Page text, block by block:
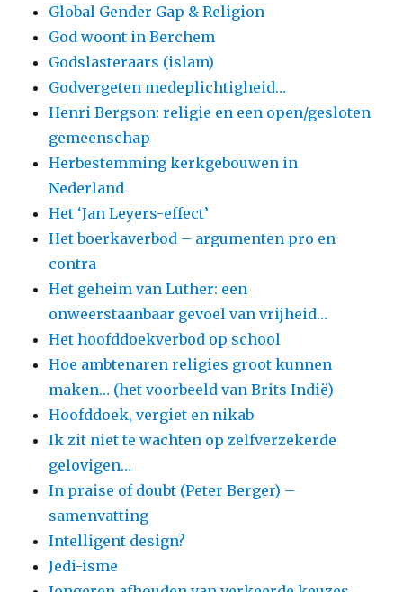
Global Gender Gap & Religion
God woont in Berchem
Godslasteraars (islam)
Godvergeten medeplichtigheid…
Henri Bergson: religie en een open/gesloten
gemeenschap
Herbestemming kerkgebouwen in
Nederland
Het ‘Jan Leyers-effect’
Het boerkaverbod – argumenten pro en
contra
Het geheim van Luther: een
onweerstaanbaar gevoel van vrijheid…
Het hoofddoekverbod op school
Hoe ambtenaren religies groot kunnen
maken… (het voorbeeld van Brits Indië)
Hoofddoek, vergiet en nikab
Ik zit niet te wachten op zelfverzekerde
gelovigen…
In praise of doubt (Peter Berger) –
samenvatting
Intelligent design?
Jedi-isme